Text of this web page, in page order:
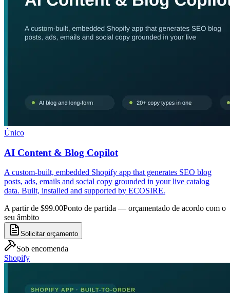
Único
AI Content & Blog Copilot
A custom-built, embedded Shopify app that generates SEO blog
posts, ads, emails and social copy grounded in your live catalog
data. Built, installed and supported by ECOSIRE.
A partir de $99.00Ponto de partida — orçamentado de acordo com o
seu âmbito
Solicitar orçamento
Sob encomenda
Shopify